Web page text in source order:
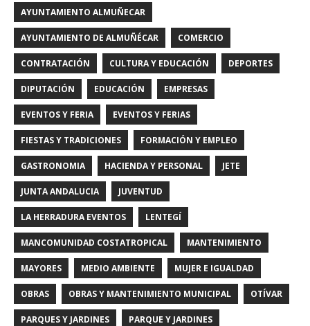
AYUNTAMIENTO ALMUÑECAR
AYUNTAMIENTO DE ALMUÑÉCAR COMERCIO
CONTRATACIÓN CULTURA Y EDUCACIÓN DEPORTES
DIPUTACIÓN EDUCACIÓN EMPRESAS
EVENTOS Y FERIA EVENTOS Y FERIAS
FIESTAS Y TRADICIONES FORMACIÓN Y EMPLEO
GASTRONOMIA HACIENDA Y PERSONAL JETE
JUNTA ANDALUCIA JUVENTUD
LA HERRADURA EVENTOS LENTEGÍ
MANCOMUNIDAD COSTATROPICAL MANTENIMIENTO
MAYORES MEDIO AMBIENTE MUJER E IGUALDAD
OBRAS OBRAS Y MANTENIMIENTO MUNICIPAL OTÍVAR
PARQUES Y JARDINES PARQUE Y JARDINES